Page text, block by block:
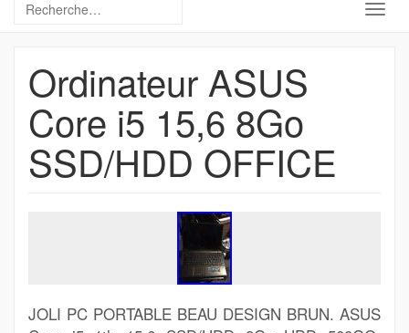
Ordinateur ASUS
Core i5 15,6 8Go
SSD/HDD OFFICE
JOLI PC PORTABLE BEAU DESIGN BRUN. ASUS